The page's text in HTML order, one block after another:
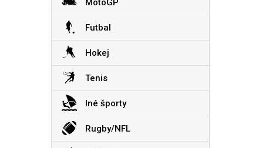
MotoGP
Futbal
Hokej
Tenis
Iné športy
Rugby/NFL